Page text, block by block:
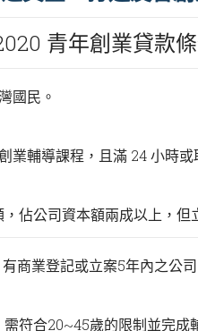
青年創業貸款
國民。
業輔導課程，且滿 24 小時或
佔公司資本額兩成以上，但
商業登記或立案5年內之公司
符合20~45歲的限制並完成